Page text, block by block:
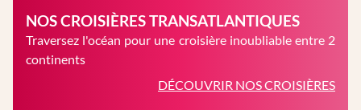
NOS CROISIÈRES TRANSATLANTIQUES
Traversez l'océan pour une croisière inoubliable entre 2
continents
DÉCOUVRIR NOS CROISIÈRES